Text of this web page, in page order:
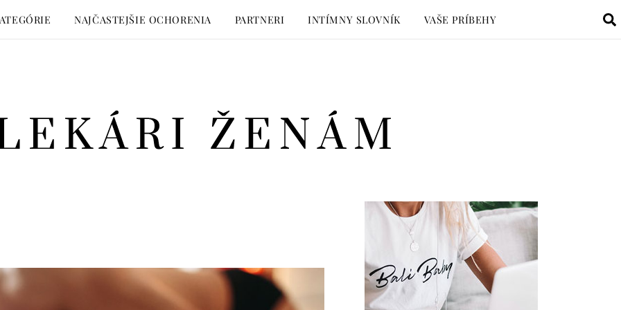
NAJČASTEJŠIE OCHORENIA PARTNERI INTÍMNY SLOVNÍK VAŠE PRÍBEHY